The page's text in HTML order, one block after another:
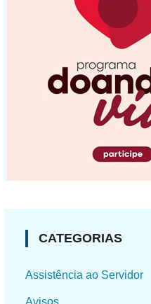
CATEGORIAS
Assistência ao Servidor
Avisos